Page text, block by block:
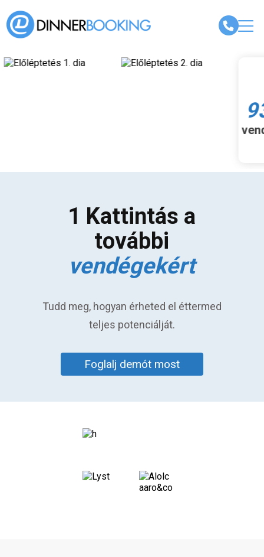
935,000+
vendéged havonta
1 Kattintás a
további
vendégekért
Tudd meg, hogyan érheted el éttermed
teljes potenciálját.
Foglalj demót most